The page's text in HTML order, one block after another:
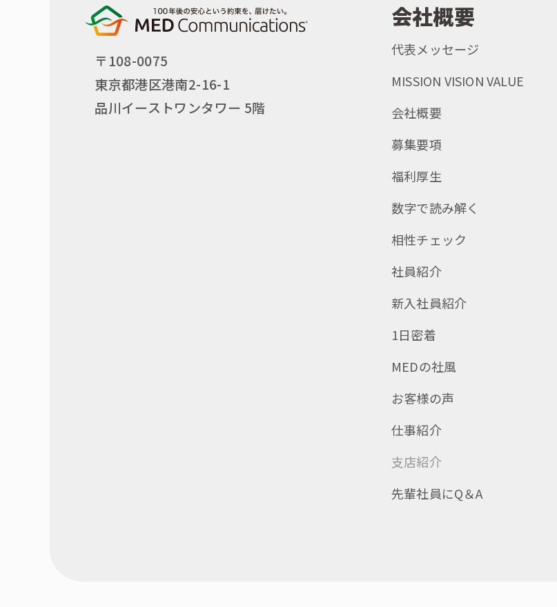
〒108-0075
東京都港区港南2-16-1
品川イーストワンタワー 5階
会社概要
代表メッセージ
MISSION VISION VALUE
会社概要
募集要項
福利厚生
数字で読み解く
相性チェック
社員紹介
新入社員紹介
1日密着
MEDの社風
お客様の声
仕事紹介
支店紹介
先輩社員にQ＆A